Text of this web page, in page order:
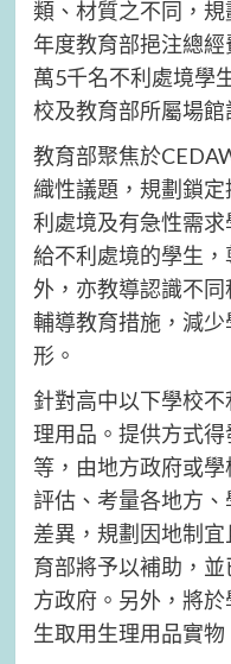
類、材質之不同，
年度教育部挹注總
萬5千名不利處境學
校及教育部所屬場館
教育部聚焦於
織性議題，規劃鎖
利處境及有急性需
給不利處境的學生
外，亦教導認識不
輔導教育措施，減
形。
針對高中以下學校
理用品。提供方式
等，由地方政府或學
評估、考量各地方
差異，規劃因地制
育部將予以補助，
方政府。另外，將
生取用生理用品實物